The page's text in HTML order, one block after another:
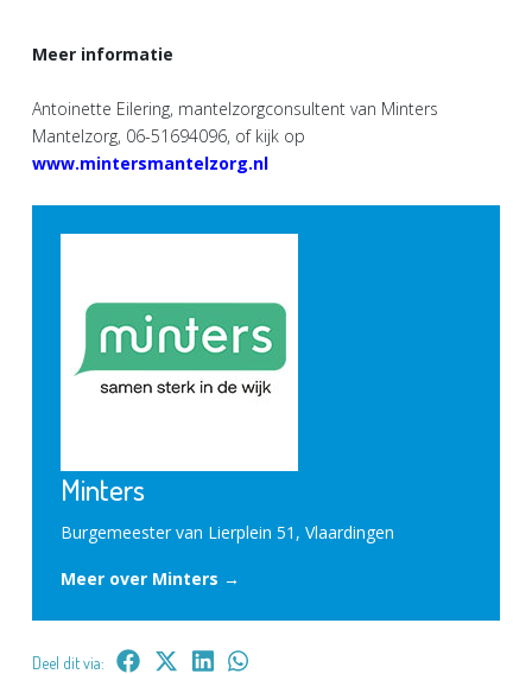
Meer informatie
Antoinette Eilering, mantelzorgconsultent van Minters
Mantelzorg, 06-51694096, of kijk op
www.mintersmantelzorg.nl
Minters
Burgemeester van Lierplein 51, Vlaardingen
Meer over Minters →
Deel dit via: